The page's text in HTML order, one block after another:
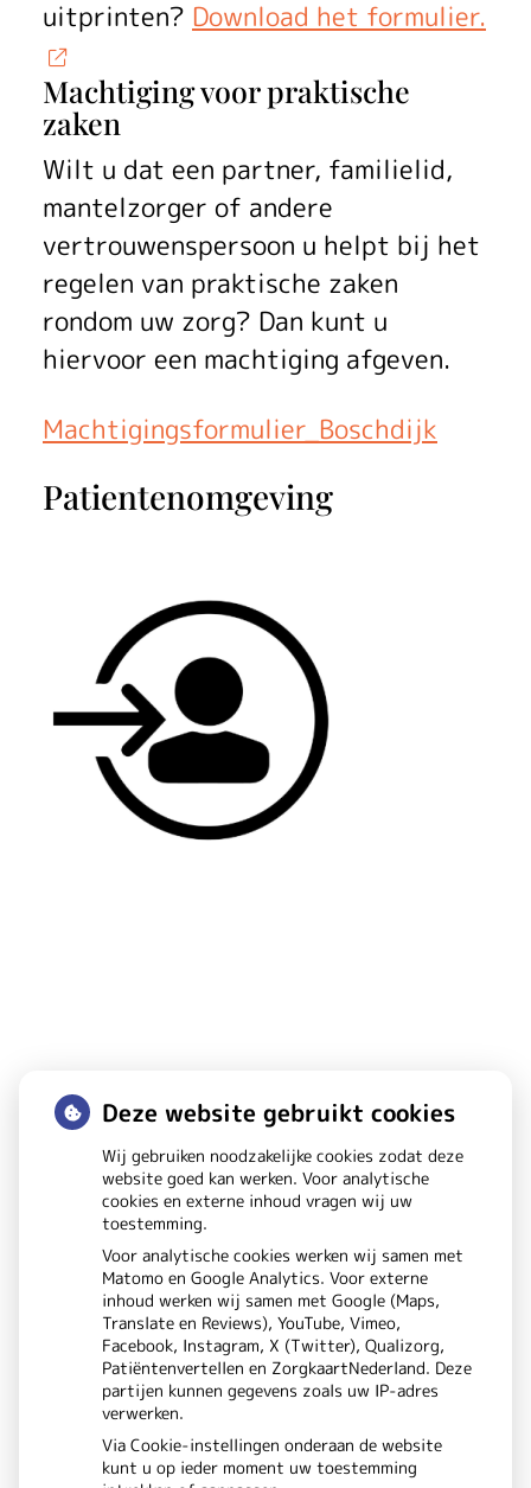
uitprinten? Download het formulier.
Machtiging voor praktische
zaken
Wilt u dat een partner, familielid,
mantelzorger of andere
vertrouwenspersoon u helpt bij het
regelen van praktische zaken
rondom uw zorg? Dan kunt u
hiervoor een machtiging afgeven.
Machtigingsformulier_Boschdijk
Patientenomgeving
Huisarts Boschdijk
Douglashout32B
5621 DEEindhoven
Deze website gebruikt cookies
Wij gebruiken noodzakelijke cookies zodat deze
website goed kan werken. Voor analytische
cookies en externe inhoud vragen wij uw
toestemming.
Voor analytische cookies werken wij samen met
Matomo en Google Analytics. Voor externe
inhoud werken wij samen met Google (Maps,
Translate en Reviews), YouTube, Vimeo,
Facebook, Instagram, X (Twitter), Qualizorg,
Patiëntenvertellen en ZorgkaartNederland. Deze
partijen kunnen gegevens zoals uw IP-adres
verwerken.
Via Cookie-instellingen onderaan de website
kunt u op ieder moment uw toestemming